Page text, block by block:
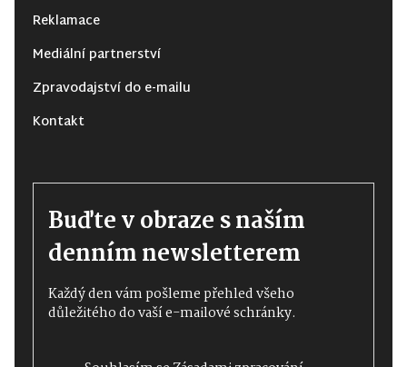
Reklamace
Mediální partnerství
Zpravodajství do e-mailu
Kontakt
Buďte v obraze s naším
denním newsletterem
Každý den vám pošleme přehled všeho
důležitého do vaší e-mailové schránky.